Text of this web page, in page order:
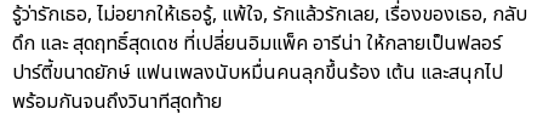
รู้ว่ารักเธอ, ไม่อยากให้เธอรู้, แพ้ใจ, รักแล้วรักเลย, เรื่องของเธอ, กลับ
ดึก และ สุดฤทธิ์สุดเดช ที่เปลี่ยนอิมแพ็ค อารีน่า ให้กลายเป็นฟลอร์
ปาร์ตี้ขนาดยักษ์ แฟนเพลงนับหมื่นคนลุกขึ้นร้อง เต้น และสนุกไป
พร้อมกันจนถึงวินาทีสุดท้าย